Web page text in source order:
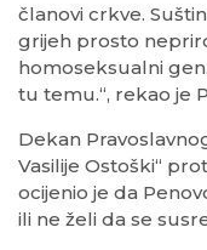
članovi crkve.
grijeh prosto
homoseksualni
tu temu.“, rekao je
Dekan
Vasilije Ostoški“
ocijenio je da
ili ne želi da se